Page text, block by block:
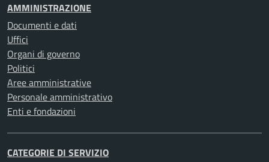
AMMINISTRAZIONE
Documenti e dati
Uffici
Organi di governo
Politici
Aree amministrative
Personale amministrativo
Enti e fondazioni
CATEGORIE DI SERVIZIO